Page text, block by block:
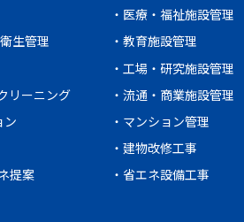
生管理
リーニング
ン
提案
医療・福祉施設管理
教育施設管理
工場・研究施設管理
流通・商業施設管理
マンション管理
建物改修工事
省エネ設備工事